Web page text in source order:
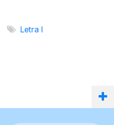
Letra I